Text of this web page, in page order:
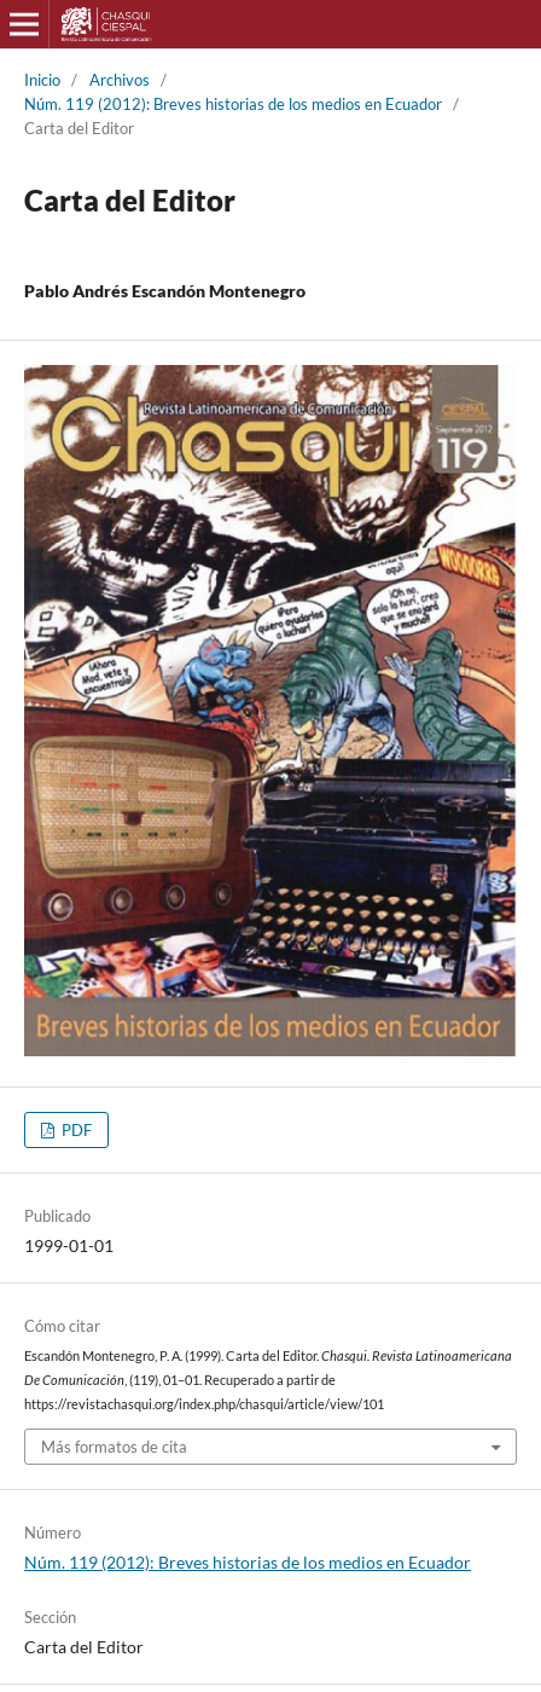
Inicio / Archivos
/
Núm. 119 (2012): Breves historias de los medios en Ecuador /
Carta del Editor
Carta del Editor
Pablo Andrés Escandón Montenegro
PDF
Publicado
1999-01-01
Cómo citar
Escandón Montenegro, P. A. (1999). Carta del Editor. Chasqui. Revista Latinoamericana
De Comunicación, (119), 01–01. Recuperado a partir de
https://revistachasqui.org/index.php/chasqui/article/view/101
Más formatos de cita
Número
Núm. 119 (2012): Breves historias de los medios en Ecuador
Sección
Carta del Editor